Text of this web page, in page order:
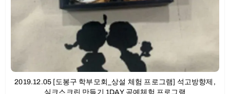
2019.12.05 [도봉구 학부모회_상설 체험 프로그램] 석고방향제,
실크스크린 만들기 1DAY 공예체험 프로그램